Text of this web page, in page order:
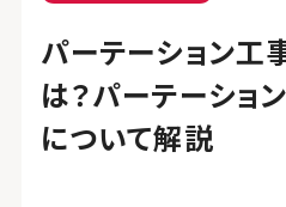
パーテーション工
は？パーテーショ
について解説